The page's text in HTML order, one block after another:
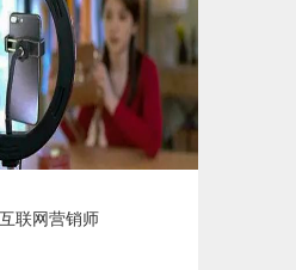
互联网营销师